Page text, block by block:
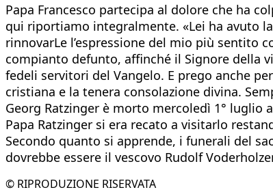
Papa Francesco partecipa al dolore che ha
qui riportiamo integralmente. «Lei ha avuto
rinnovarLe l’espressione del mio più sentito
compianto defunto, affinché il Signore della
fedeli servitori del Vangelo. E prego anche
cristiana e la tenera consolazione divina.
Georg Ratzinger è morto mercoledì 1°
Papa Ratzinger si era recato a visitarlo
Secondo quanto si apprende, i funerali del
dovrebbe essere il vescovo Rudolf
© RIPRODUZIONE RISERVATA